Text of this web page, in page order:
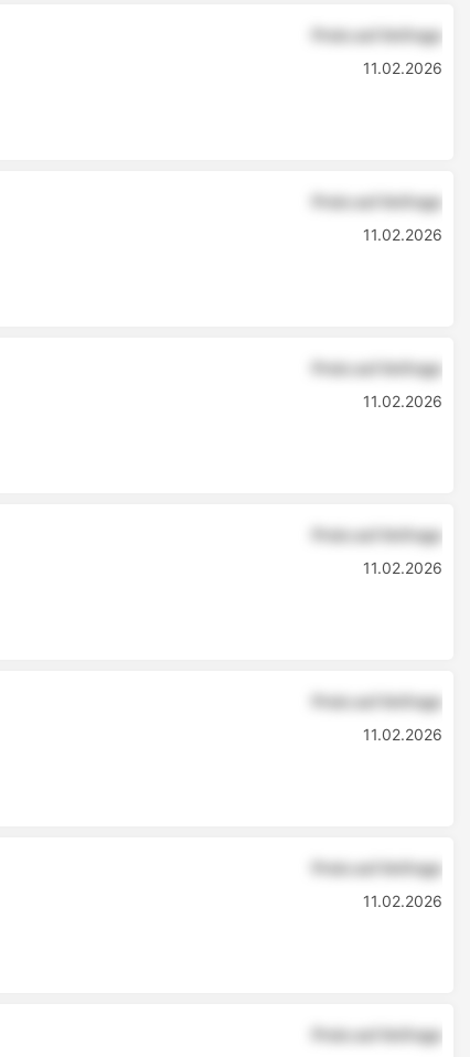
Preis auf Anfrage
11.02.2026
Preis auf Anfrage
11.02.2026
Preis auf Anfrage
11.02.2026
Preis auf Anfrage
11.02.2026
Preis auf Anfrage
11.02.2026
Preis auf Anfrage
11.02.2026
Preis auf Anfrage